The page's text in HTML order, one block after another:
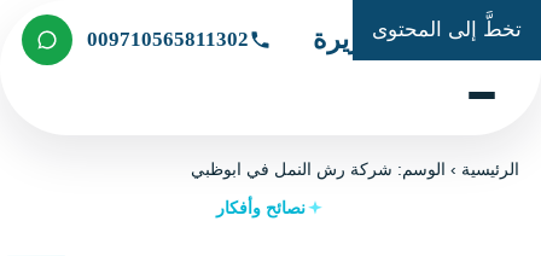
تخطَّ إلى المحتوى
شركة الجزيرة 009710565811302
الرئيسية ›الوسم: شركة رش النمل في ابوظبي
نصائح وأفكار